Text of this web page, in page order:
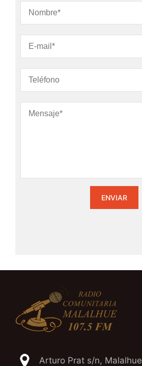
Arturo Prat s/n, Malalhue